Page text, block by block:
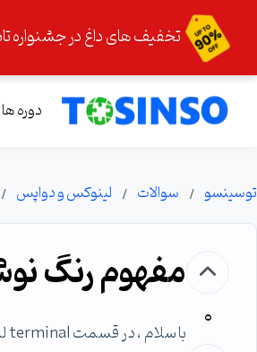
تخفیف های داغ در جشنواره
دوره ها
توسینسو سوالات لینوکس و دواپس
0
مفهوم رنگ